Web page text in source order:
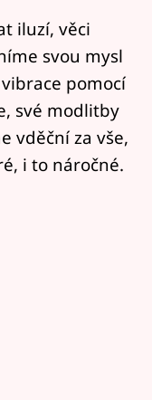
iluzí, věci
svou mysl
pomocí
své modlitby
vděční za vše,
i to náročné.